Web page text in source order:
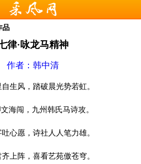
品
律·咏龙马精神
作者： 韩中清
自生风，踏破晨光势若虹。
海闯，九州韩氏马诗攻。
心愿，诗社人人笔力雄。
上阵，喜看艺苑傲苍穹。